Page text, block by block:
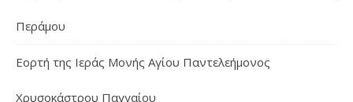
Περάμου
Εορτή της Ιεράς Μονής Αγίου Παντελεήμονος
Χρυσοκάστρου Παγγαίου